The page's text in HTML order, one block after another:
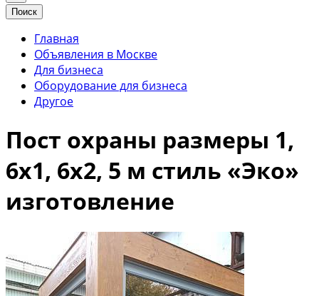
Поиск
Главная
Объявления в Москве
Для бизнеса
Оборудование для бизнеса
Другое
Пост охраны размеры 1,
6х1, 6х2, 5 м стиль «Эко»
изготовление